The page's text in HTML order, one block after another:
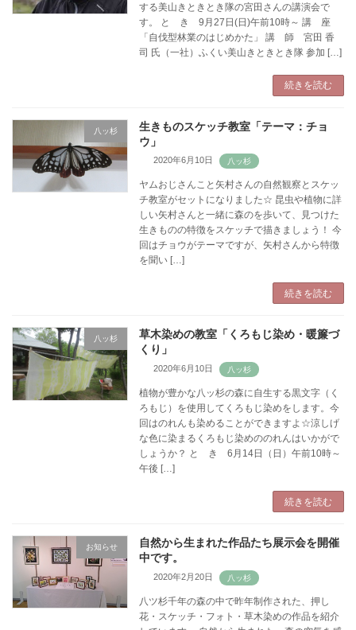
する美山きときとき隊の宮田さんの講演会で
す。 と き 9月27日(日)午前10時～ 講 座
「自伐型林業のはじめかた」 講 師 宮田 香
司 氏（一社）ふくい美山きときとき隊 参加 […]
続きを読む
八ッ杉
生きものスケッチ教室「テーマ：チョ
ウ」
2020年6月10日
ヤムおじさんこと矢村さんの自然観察とスケッ
チ教室がセットになりました☆ 昆虫や植物に詳
しい矢村さんと一緒に森のを歩いて、見つけた
生きものの特徴をスケッチで描きましょう！ 今
回はチョウがテーマですが、矢村さんから特徴
を聞い […]
続きを読む
八ッ杉
草木染めの教室「くろもじ染め・暖簾づ
くり」
2020年6月10日
植物が豊かな八ッ杉の森に自生する黒文字（く
ろもじ）を使用してくろもじ染めをします。今
回はのれんも染めることができますよ☆涼しげ
な色に染まるくろもじ染めののれんはいかがで
しょうか？ と き 6月14日（日）午前10時～
午後 […]
続きを読む
お知らせ
自然から生まれた作品たち展示会を開催
中です。
2020年2月20日
八ツ杉千年の森の中で昨年制作された、押し
花・スケッチ・フォト・草木染めの作品を紹介